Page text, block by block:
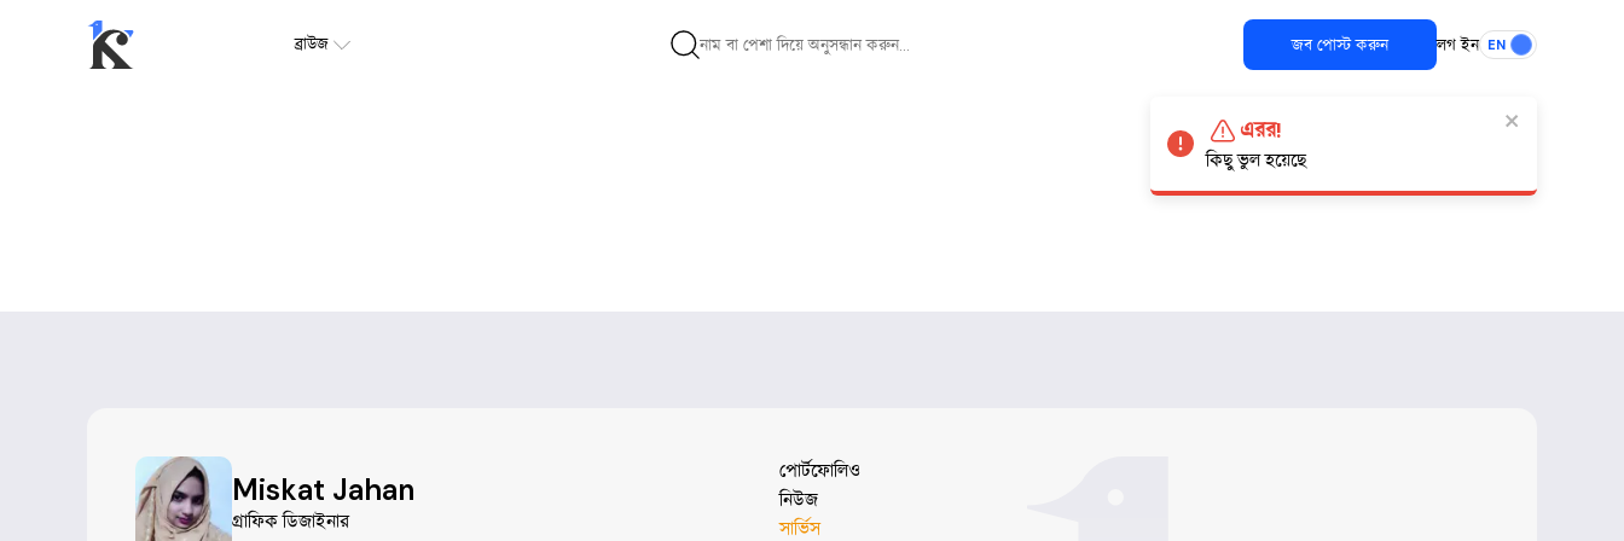
ব্রাউজ জব পোস্ট করুন লগ ইন EN
Miskat Jahan
গ্রাফিক ডিজাইনার
পোর্টফোলিও
নিউজ
সার্ভিস
এরর!
কিছু ভুল হয়েছে